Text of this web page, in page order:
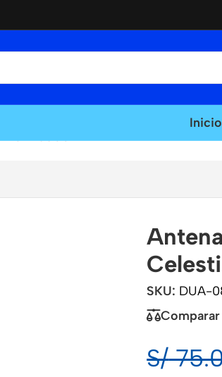
Inicio
08USB
SKU: DUA-
Comparar
S/